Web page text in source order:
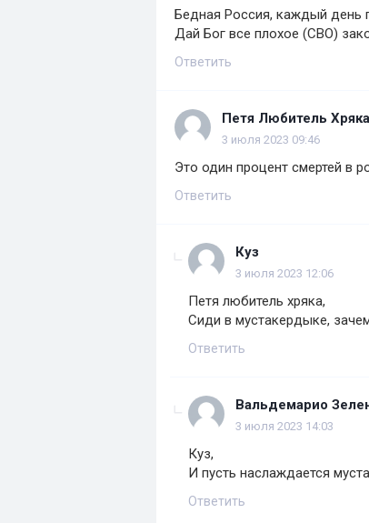
Бедная Россия, каждый день
Дай Бог все плохое (СВО)
Ответить
Петя Любитель Хряка
3 июля 2023 09:46
Это один процент смертей в
Ответить
Куз
3 июля 2023 12:06
Петя любитель хряка,
Сиди в мустакердыке,
Ответить
Вальдемарио
3 июля 2023 14:03
Куз,
И пусть наслаждается
Ответить